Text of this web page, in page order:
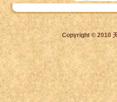
Copyright © 2010 天主教上